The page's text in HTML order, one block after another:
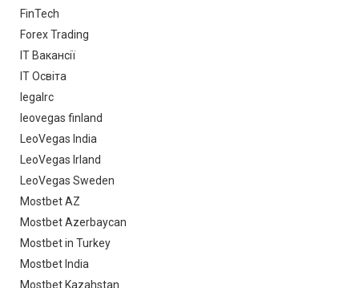
FinTech
Forex Trading
IT Вакансії
IT Освіта
legalrc
leovegas finland
LeoVegas India
LeoVegas Irland
LeoVegas Sweden
Mostbet AZ
Mostbet Azerbaycan
Mostbet in Turkey
Mostbet India
Mostbet Kazahstan